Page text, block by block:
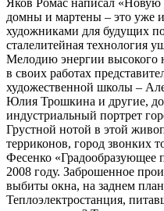
Яков Ромас написал
домны и мартены – это уже
художниками для будущих
сталелитейная технология
Мелодию энергии высокого
в своих работах
художественной школы –
Юлия Трошкина и другие,
индустриальный портрет
Грустной нотой в этой
терриконов, город звонких
Фесенко «Градообразующее
2008 году. Заброшенное
выбиты окна, на заднем
Теплоэлектростанция,